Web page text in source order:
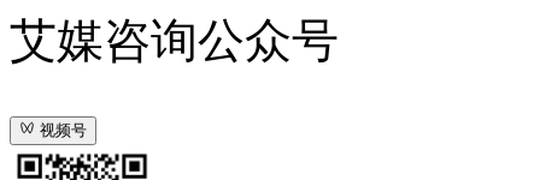
艾媒咨询公众号
视频号